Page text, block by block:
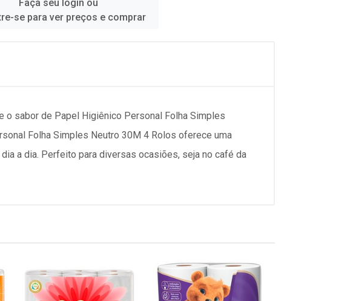
Faça seu login ou
se para ver preços e comprar
o sabor de Papel Higiênico Personal Folha Simples
Folha Simples Neutro 30M 4 Rolos oferece uma
a dia. Perfeito para diversas ocasiões, seja no café da